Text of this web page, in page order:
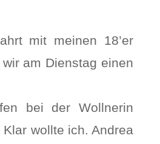
mit meinen 18’er
am Dienstag einen
bei der Wollnerin
wollte ich. Andrea